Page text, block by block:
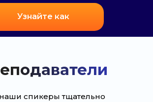
Узнайте как
спикеры тщательно